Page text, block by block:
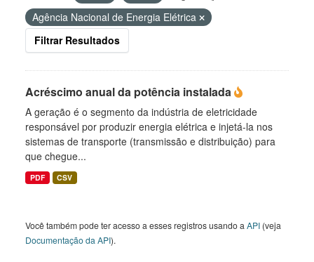
Agência Nacional de Energia Elétrica
Filtrar Resultados
Acréscimo anual da potência instalada
A geração é o segmento da indústria de eletricidade
responsável por produzir energia elétrica e injetá-la nos
sistemas de transporte (transmissão e distribuição) para
que chegue...
PDF CSV
Você também pode ter acesso a esses registros usando a API (veja
Documentação da API).